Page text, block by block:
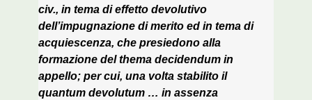
civ., in tema di effetto devolutivo
dell’impugnazione di merito ed in tema di
acquiescenza, che presiedono alla
formazione del thema decidendum in
appello; per cui, una volta stabilito il
quantum devolutum … in assenza